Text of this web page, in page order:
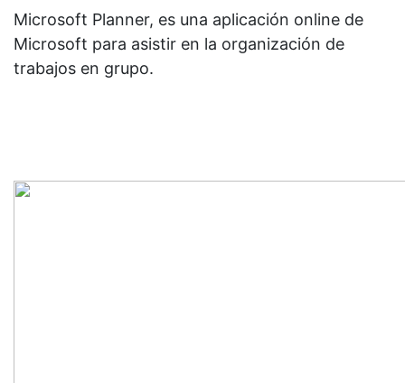
Microsoft Planner, es una aplicación online de
Microsoft para asistir en la organización de
trabajos en grupo.